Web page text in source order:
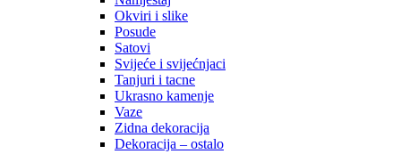
Okviri i slike
Posude
Satovi
Svijeće i svijećnjaci
Tanjuri i tacne
Ukrasno kamenje
Vaze
Zidna dekoracija
Dekoracija – ostalo